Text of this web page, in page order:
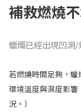
補救燃燒
蠟燭已經出現凹洞/
若燃燒時間足夠，蠟
環境溫度與濕度影
況。）